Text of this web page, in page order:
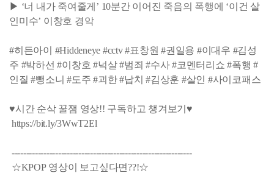
▶ ‘너 내가 죽여줄게’ 10분간 이어진 죽음의 폭행에 ‘이건 살
인미수’ 이창호 경악
#히든아이 #Hiddeneye #cctv #표창원 #권일용 #이대우 #김성
주 #박하선 #이창호 #넉살 #범죄 #수사 #코멘터리쇼 #폭행 #
인질 #뺑소니 #도주 #괴한 #납치 #김상훈 #살인 #사이코패스
♥시간 순삭 꿀잼 영상!! 구독하고 챙겨보기♥
https://bit.ly/3WwT2El
--------------------------------------------------------------
☆KPOP 영상이 보고싶다면??!☆